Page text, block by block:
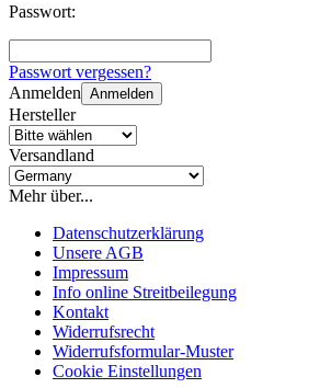
Passwort:
Passwort vergessen?
Anmelden Anmelden
Hersteller
Versandland
Mehr über...
Datenschutzerklärung
Unsere AGB
Impressum
Info online Streitbeilegung
Kontakt
Widerrufsrecht
Widerrufsformular-Muster
Cookie Einstellungen